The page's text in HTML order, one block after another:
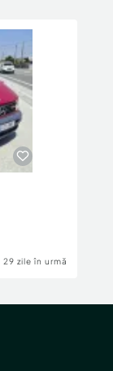
29 zile în urmă